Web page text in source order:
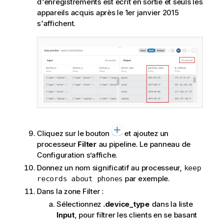
appareils acquis après le 1er janvier 2015
s'affichent.
Cliquez sur le bouton
et ajoutez un
processeur Filter au pipeline. Le panneau de
Configuration s’affiche.
Donnez un nom significatif au processeur, keep
records about phones par exemple.
Dans la zone Filter :
Sélectionnez .device_type dans la liste
Input, pour filtrer les clients en se basant